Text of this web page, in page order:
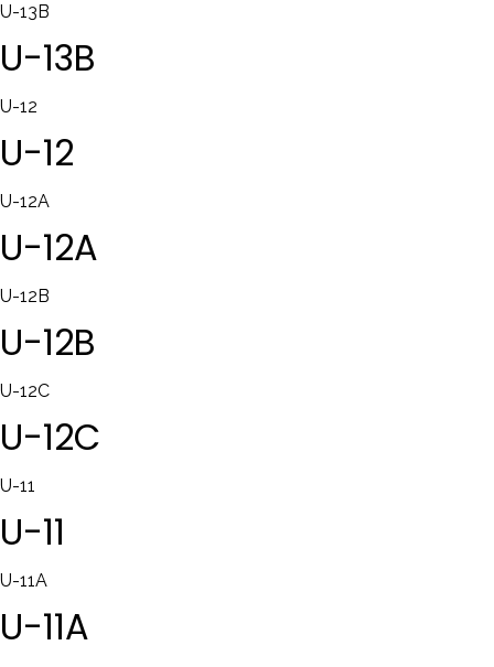
U-13B
U-13B
U-12
U-12
U-12A
U-12A
U-12B
U-12B
U-12C
U-12C
U-11
U-11
U-11A
U-11A